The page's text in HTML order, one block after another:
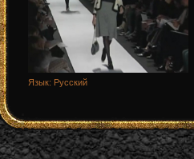
Язык: Русский